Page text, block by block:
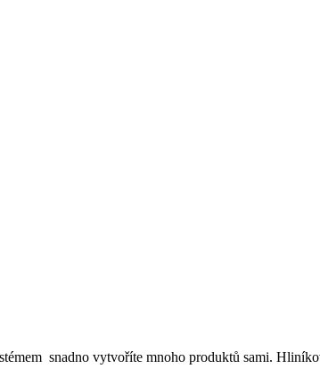
snadno vytvoříte mnoho produktů sami.